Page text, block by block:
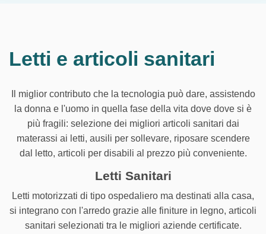
Letti e articoli sanitari
Il miglior contributo che la tecnologia può dare, assistendo
la donna e l'uomo in quella fase della vita dove dove si è
più fragili: selezione dei migliori articoli sanitari dai
materassi ai letti, ausili per sollevare, riposare scendere
dal letto, articoli per disabili al prezzo più conveniente.
Letti Sanitari
Letti motorizzati di tipo ospedaliero ma destinati alla casa,
si integrano con l'arredo grazie alle finiture in legno, articoli
sanitari selezionati tra le migliori aziende certificate.